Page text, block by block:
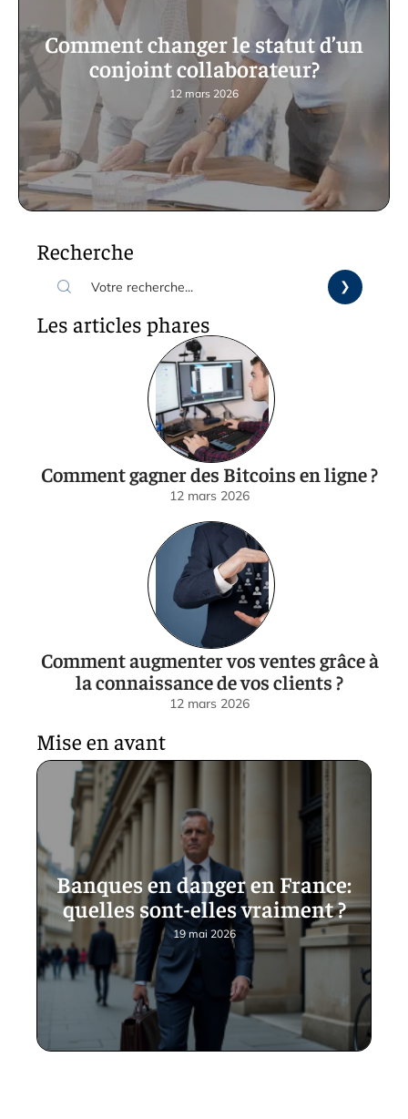
Comment changer le statut d’un
conjoint collaborateur?
12 mars 2026
Recherche
Les articles phares
Comment gagner des Bitcoins en ligne ?
12 mars 2026
Comment augmenter vos ventes grâce à
la connaissance de vos clients ?
12 mars 2026
Mise en avant
Banques en danger en France:
quelles sont-elles vraiment ?
19 mai 2026